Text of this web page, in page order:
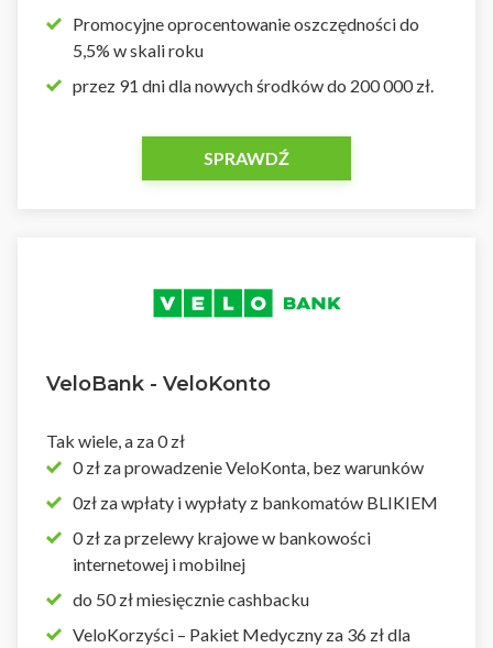
Promocyjne oprocentowanie oszczędności do
5,5% w skali roku
przez 91 dni dla nowych środków do 200 000 zł.
SPRAWDŹ
VeloBank - VeloKonto
Tak wiele, a za 0 zł
0 zł za prowadzenie VeloKonta, bez warunków
0zł za wpłaty i wypłaty z bankomatów BLIKIEM
0 zł za przelewy krajowe w bankowości
internetowej i mobilnej
do 50 zł miesięcznie cashbacku
VeloKorzyści – Pakiet Medyczny za 36 zł dla